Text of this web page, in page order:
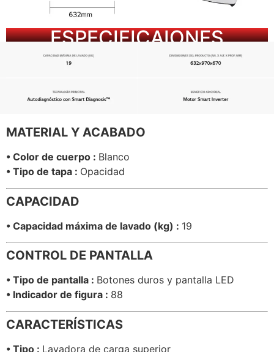
ESPECIFICAIONES
MATERIAL Y ACABADO
• Color de cuerpo : Blanco
• Tipo de tapa : Opacidad
CAPACIDAD
• Capacidad máxima de lavado (kg) : 19
CONTROL DE PANTALLA
• Tipo de pantalla : Botones duros y pantalla LED
• Indicador de figura : 88
CARACTERÍSTICAS
• Tipo : Lavadora de carga superior